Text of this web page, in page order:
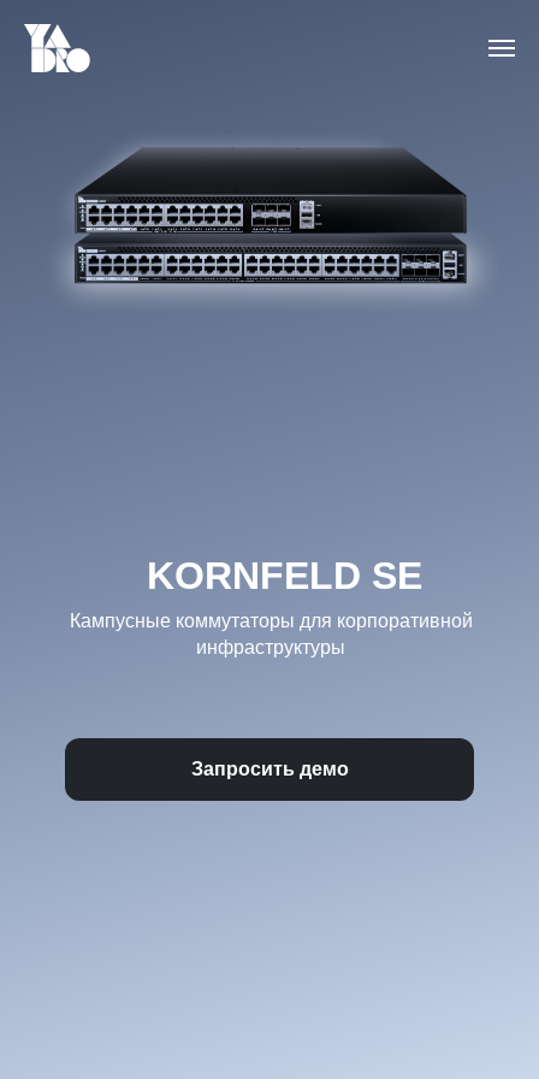
KORNFELD SE
Кампусные коммутаторы для корпоративной
инфраструктуры
Запросить демо